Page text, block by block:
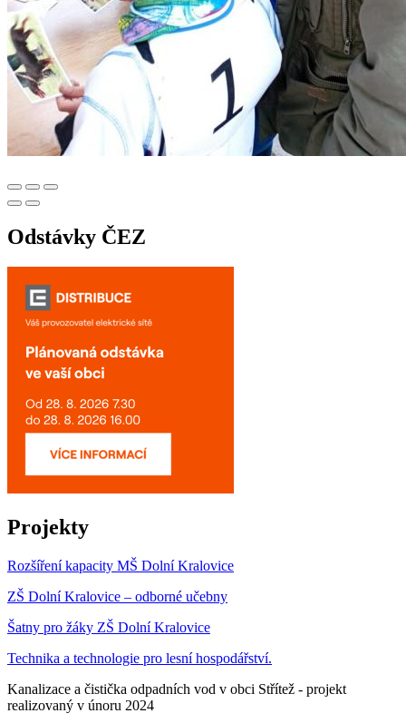
Odstávky ČEZ
Projekty
Rozšíření kapacity MŠ Dolní Kralovice
ZŠ Dolní Kralovice – odborné učebny
Šatny pro žáky ZŠ Dolní Kralovice
Technika a technologie pro lesní hospodářství.
Kanalizace a čistička odpadních vod v obci Střítež - projekt
realizovaný v únoru 2024